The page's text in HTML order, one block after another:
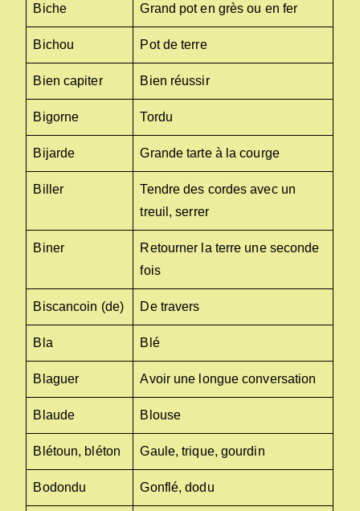
Biche Grand pot en grès ou en fer
Bichou Pot de terre
Bien capiter Bien réussir
Bigorne Tordu
Bijarde Grande tarte à la courge
Biller
Tendre des cordes avec un
treuil, serrer
Biner
Retourner la terre une seconde
fois
Biscancoin (de) De travers
Bla Blé
Blaguer Avoir une longue conversation
Blaude Blouse
Blétoun, bléton Gaule, trique, gourdin
Bodondu Gonflé, dodu